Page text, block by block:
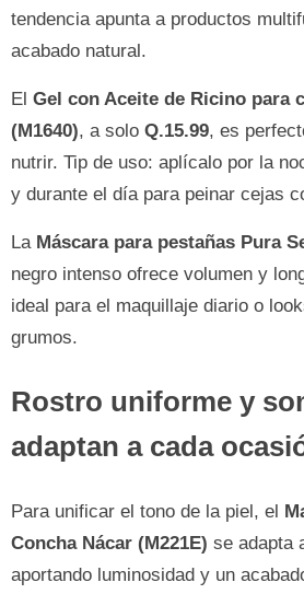
tendencia apunta a productos
acabado natural.
El Gel con Aceite de Ricino para
(M1640), a solo Q.15.99, es
nutrir. Tip de uso: aplícalo por la
y durante el día para peinar cejas
La Máscara para pestañas Pura
negro intenso ofrece volumen y
ideal para el maquillaje diario o
grumos.
Rostro uniforme y
adaptan a cada
Para unificar el tono de la piel, el
Concha Nácar (M221E) se adapta
aportando luminosidad y un